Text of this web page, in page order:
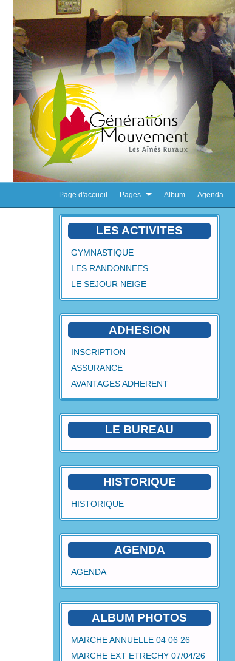
Page d'accueil Pages Album Agenda
LES ACTIVITES
GYMNASTIQUE
LES RANDONNEES
LE SEJOUR NEIGE
ADHESION
INSCRIPTION
ASSURANCE
AVANTAGES ADHERENT
LE BUREAU
HISTORIQUE
HISTORIQUE
AGENDA
AGENDA
ALBUM PHOTOS
MARCHE ANNUELLE 04 06 26
MARCHE EXT ETRECHY 07/04/26